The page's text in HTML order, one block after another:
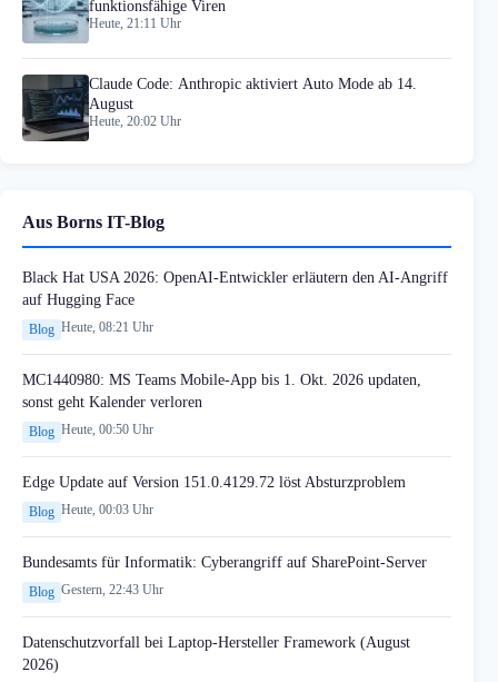
funktionsfähige Viren
Heute, 21:11 Uhr
Claude Code: Anthropic aktiviert Auto Mode ab 14.
August
Heute, 20:02 Uhr
Aus Borns IT-Blog
Black Hat USA 2026: OpenAI-Entwickler erläutern den AI-Angriff
auf Hugging Face
Blog Heute, 08:21 Uhr
MC1440980: MS Teams Mobile-App bis 1. Okt. 2026 updaten,
sonst geht Kalender verloren
Blog Heute, 00:50 Uhr
Edge Update auf Version 151.0.4129.72 löst Absturzproblem
Blog Heute, 00:03 Uhr
Bundesamts für Informatik: Cyberangriff auf SharePoint-Server
Blog Gestern, 22:43 Uhr
Datenschutzvorfall bei Laptop-Hersteller Framework (August
2026)